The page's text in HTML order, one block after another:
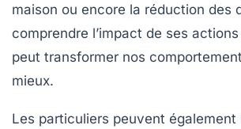
maison ou encore la réduction des
comprendre l’impact de ses
peut transformer nos
mieux.
Les particuliers peuvent